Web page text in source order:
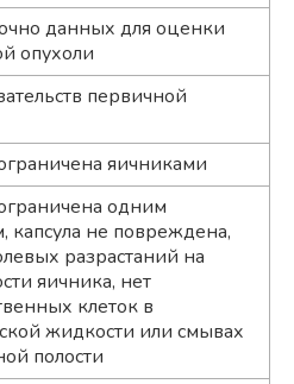
данных для оценки
опухоли
первичной
яичниками
одним
капсула не повреждена,
разрастаний на
яичника, нет
клеток в
жидкости или смывах
полости